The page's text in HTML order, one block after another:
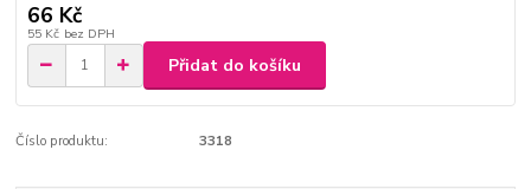
66 Kč
55 Kč bez DPH
Přidat do košíku
Číslo produktu: 3318